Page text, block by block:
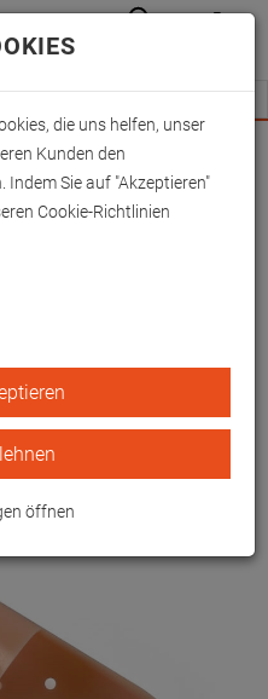
Fachhändler zum
hier
Anmelden
nach
die uns helfen, unser
Kunden den
Indem Sie auf "Akzeptieren"
Cookie-Richtlinien
öffnen